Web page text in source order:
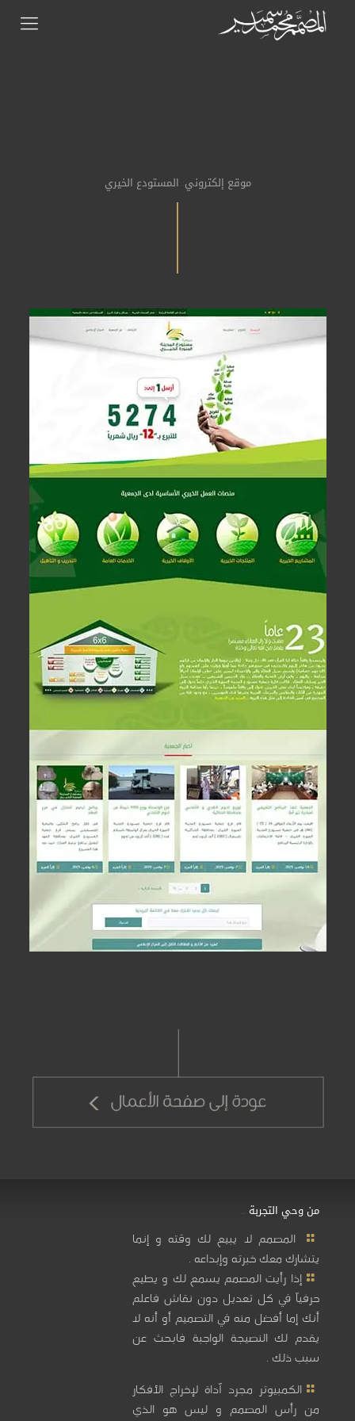
موقع إلكتروني: المستودع الخيري
من وحي التجربة ..
المصمم لا يبيع لك وقته و إنما
يتشارك معك خبرته وإبداعه .
إذا رأيت المصمم يسمع لك و يطيع
حرفياً في كل تعديل دون نقاش فاعلم
أنك إما أفضل منه في التصميم أو أنه لا
يقدم لك النصيجة الواجبة فابحث عن
سبب ذلك .
الكمبيوتر مجرد آداة لإخراج الأفكار
من رأس المصمم و ليس هو الذي